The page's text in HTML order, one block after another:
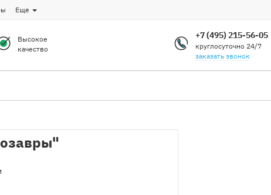
Еще
Высокое
качество
+7 (495) 215-56-05
круглосуточно 24/7
заказать звонок